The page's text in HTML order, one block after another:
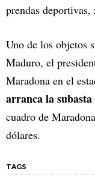
prendas
Uno de los objetos
Maduro, el
Maradona en el
arranca la
cuadro de
dólares.
TAGS